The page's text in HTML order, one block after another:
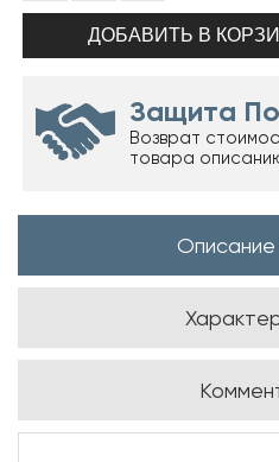
Защита
Возврат
товара